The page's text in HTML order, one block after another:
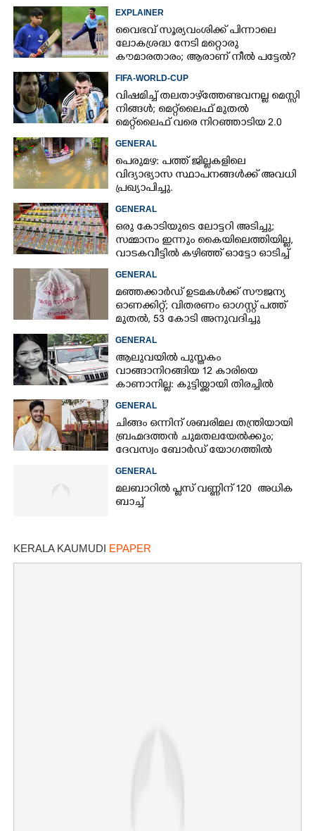
EXPLAINER
വൈഭവ് സൂര്യവംശിക്ക് പിന്നാലെ
ലോകശ്രദ്ധ നേടി മറ്റൊരു
കൗമാരതാരം; ആരാണ് നീൽ പട്ടേൽ?
FIFA-WORLD-CUP
വിഷമിച്ച് തലതാഴ്‌ത്തേണ്ടവനല്ല മെസ്സി
നിങ്ങള്‍; മെറ്റ്‌ലൈഫ് മുതല്‍
മെറ്റ്‌ലൈഫ് വരെ നിറഞ്ഞാടിയ 2.0
GENERAL
പെരുമഴ: പത്ത് ജില്ലകളിലെ
വിദ്യാഭ്യാസ സ്ഥാപനങ്ങൾക്ക് അവധി
പ്രഖ്യാപിച്ചു.
GENERAL
ഒരു കോടിയുടെ ലോട്ടറി അടിച്ചു;
സമ്മാനം ഇന്നും കൈയിലെത്തിയില്ല,
വാടകവീട്ടിൽ കഴിഞ്ഞ് ഓട്ടോ ഓടിച്ച്
GENERAL
മഞ്ഞക്കാർഡ് ഉടമകൾക്ക് സൗജന്യ
ഓണക്കിറ്റ്; വിതരണം ഓഗസ്റ്റ് പത്ത്
മുതൽ, 53 കോടി അനുവദിച്ചു
GENERAL
ആലുവയിൽ പുസ്തകം
വാങ്ങാനിറങ്ങിയ 12 കാരിയെ
കാണാനില്ല: കുട്ടിയ്ക്കായി തിരച്ചിൽ
GENERAL
ചിങ്ങം ഒന്നിന് ശബരിമല തന്ത്രിയായി
ബ്രഹ്മദത്തൻ ചുമതലയേൽക്കും;
ദേവസ്വം ബോർഡ് യോഗത്തിൽ
GENERAL
മലബാറിൽ പ്ലസ് വണ്ണിന് 120 അധിക
ബാച്ച്
KERALA KAUMUDI EPAPER